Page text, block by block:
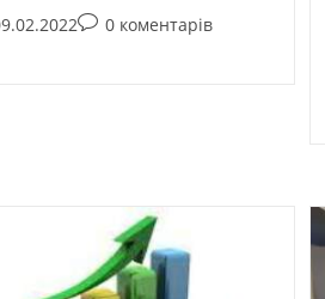
0 коментарів